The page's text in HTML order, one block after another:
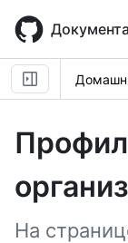
main
content
На